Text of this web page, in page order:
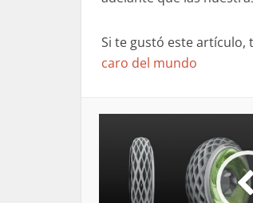
Si te gustó este artículo,
caro del mundo